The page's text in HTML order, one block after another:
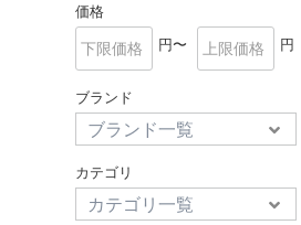
価格
円〜
円
ブランド
カテゴリ